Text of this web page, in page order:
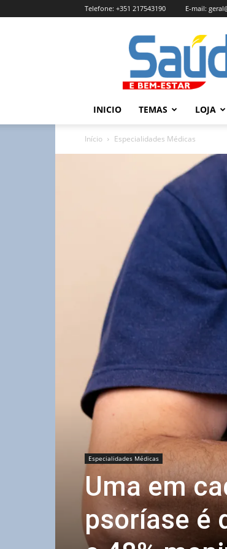
Telefone: +351 217543190 E-mail:
Revista
Saúde
e
Bem
Estar
Edição
INICIO TEMAS LOJA
Início Especialidades Médicas
Especialidades Médicas
Uma em
psoríase é